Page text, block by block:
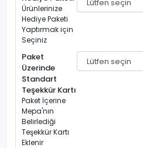
Ürünlerinize
Hediye Paketi
Yaptırmak için
Seçiniz
Paket
Üzerinde
Standart
Teşekkür Kartı
Paket İçerine
Mepa'nın
Belirlediği
Teşekkür Kartı
Eklenir